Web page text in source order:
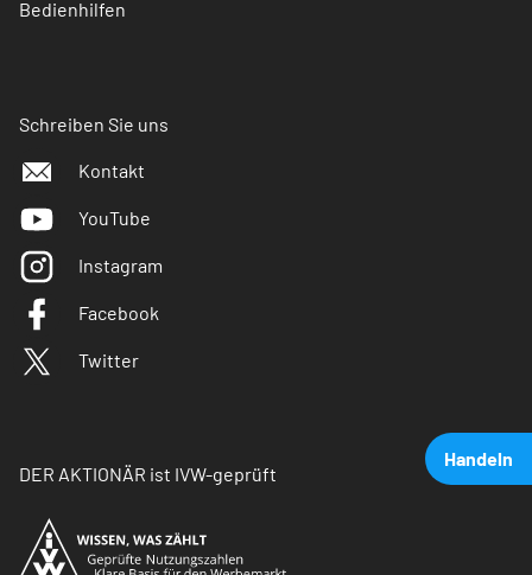
Handeln
Bedienhilfen
Schreiben Sie uns
Kontakt
YouTube
Instagram
Facebook
Twitter
DER AKTIONÄR ist IVW-geprüft